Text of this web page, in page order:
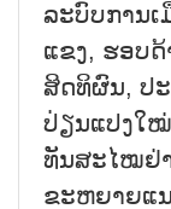
ລະບົບການເ
ແຂງ, ຮອບ
ສິດທິຜົນ, ປ
ປ່ຽນແປງໃ
ທັນສະໄໝຢ່
ຂະຫຍາຍແນ